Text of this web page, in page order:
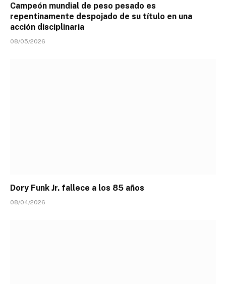
Campeón mundial de peso pesado es
repentinamente despojado de su título en una
acción disciplinaria
08/05/2026
Dory Funk Jr. fallece a los 85 años
08/04/2026